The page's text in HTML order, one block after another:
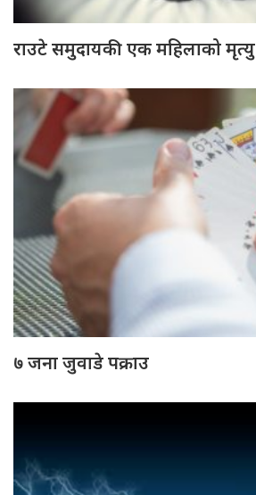
राउटे समुदायकी एक महिलाको मृत्यु
७ जना जुवाडे पक्राउ